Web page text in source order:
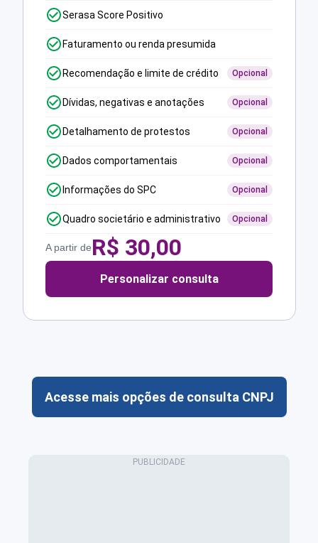
Serasa Score Positivo
Faturamento ou renda presumida
Recomendação e limite de crédito Opcional
Dívidas, negativas e anotações Opcional
Detalhamento de protestos Opcional
Dados comportamentais Opcional
Informações do SPC Opcional
Quadro societário e administrativo Opcional
A partir deR$ 30,00
Personalizar consulta
Acesse mais opções de consulta CNPJ